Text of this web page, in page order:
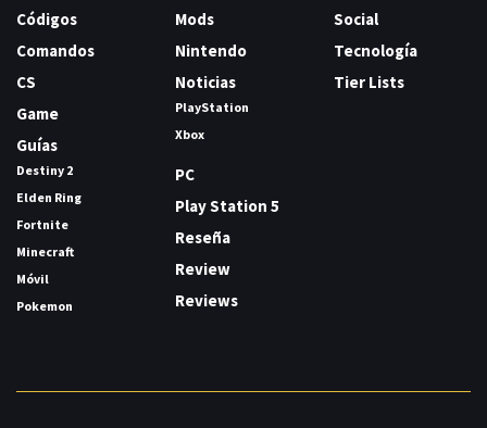
Códigos
Comandos
CS
Game
Guías
Destiny 2
Elden Ring
Fortnite
Minecraft
Móvil
Pokemon
Mods
Nintendo
Noticias
PlayStation
Xbox
PC
Play Station 5
Reseña
Review
Reviews
Social
Tecnología
Tier Lists